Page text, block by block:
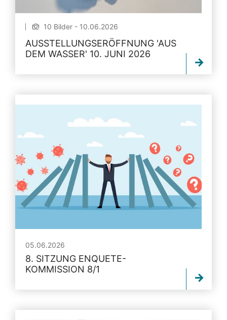
10 Bilder - 10.06.2026
AUSSTELLUNGSERÖFFNUNG 'AUS
DEM WASSER' 10. JUNI 2026
05.06.2026
8. SITZUNG ENQUETE-
KOMMISSION 8/1